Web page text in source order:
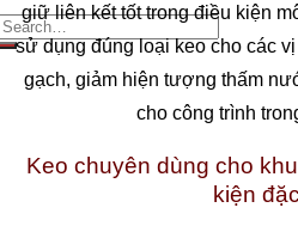
for:giữ liên kết tốt trong điều kiện
sử dụng đúng loại keo cho các
gạch, giảm hiện tượng thấm
cho công trình
Keo chuyên dùng cho
kiện